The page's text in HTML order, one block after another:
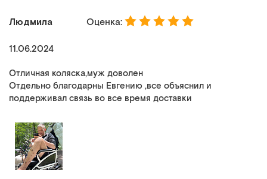
Людмила Оценка:
11.06.2024
Отличная коляска,муж доволен
Отдельно благодарны Евгению ,все объяснил и
поддерживал связь во все время доставки